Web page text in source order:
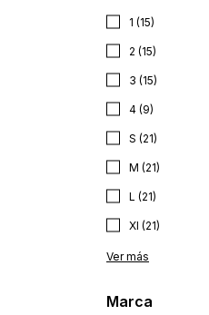
1 (15)
2 (15)
3 (15)
4 (9)
S (21)
M (21)
L (21)
Xl (21)
Ver más
Marca